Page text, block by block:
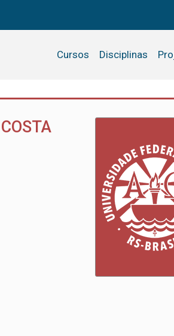
Cursos Disciplinas